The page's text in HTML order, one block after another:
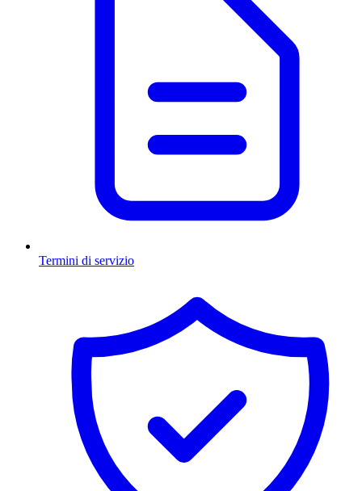
Termini di servizio